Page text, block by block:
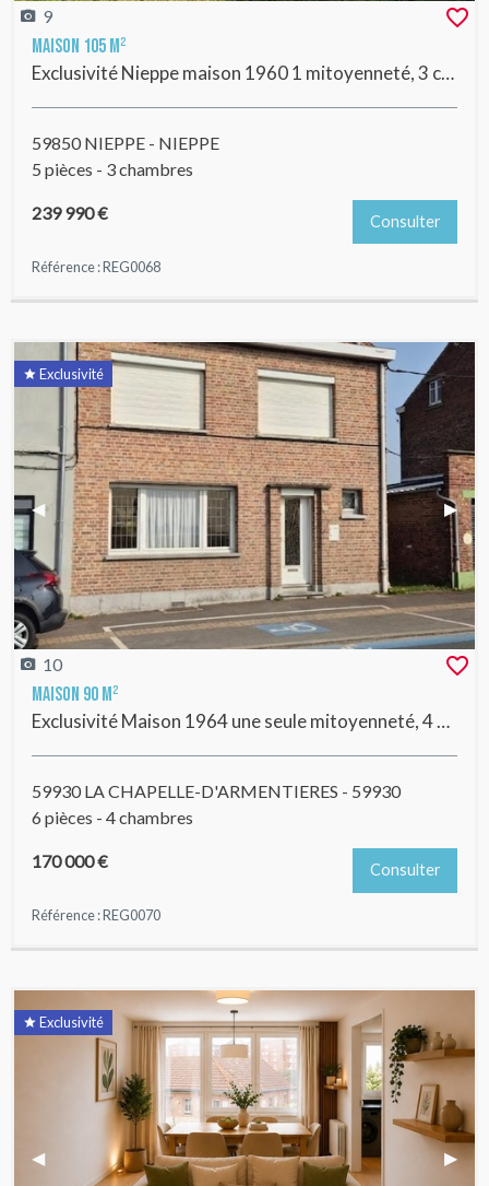
9
Maison 105 m²
Exclusivité Nieppe maison 1960 1 mitoyenneté, 3 chambres, jardin et garage
59850 NIEPPE - NIEPPE
5 pièces - 3 chambres
239 990 €
Référence : REG0068
Consulter
Exclusivité
Previous Slide
◀︎ Next
▶︎
10
Maison 90 m²
Exclusivité Maison 1964 une seule mitoyenneté, 4 chambres, garage et beau jardin
59930 LA CHAPELLE-D'ARMENTIERES - 59930
6 pièces - 4 chambres
170 000 €
Référence : REG0070
Consulter
Exclusivité
Previous Slide
◀︎ Next
▶︎